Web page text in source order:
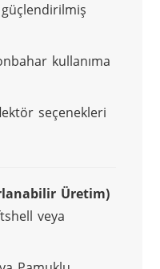
kullanıma
seçenekleri
Üretim)
veya